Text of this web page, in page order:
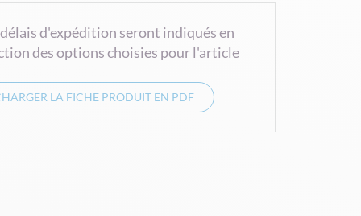
délais d'expédition seront indiqués en
des options choisies pour l'article
LA FICHE PRODUIT EN PDF